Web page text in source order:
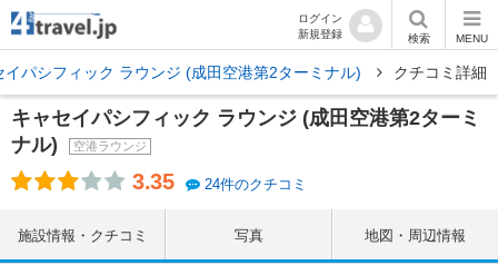
ログイン
新規登録
検索 MENU
イパシフィック ラウンジ (成田空港第2ターミナル) クチコミ詳細
キャセイパシフィック ラウンジ (成田空港第2ターミ
ナル)
空港ラウンジ
3.35 24件のクチコミ
施設情報・クチコミ 写真 地図・周辺情報